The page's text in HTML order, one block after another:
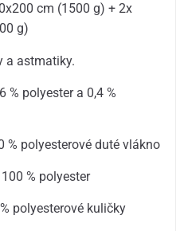
cm (1500 g) + 2x
g)
a astmatiky.
% polyester a 0,4 %
% polyesterové duté vlákno
% polyester
polyesterové kuličky